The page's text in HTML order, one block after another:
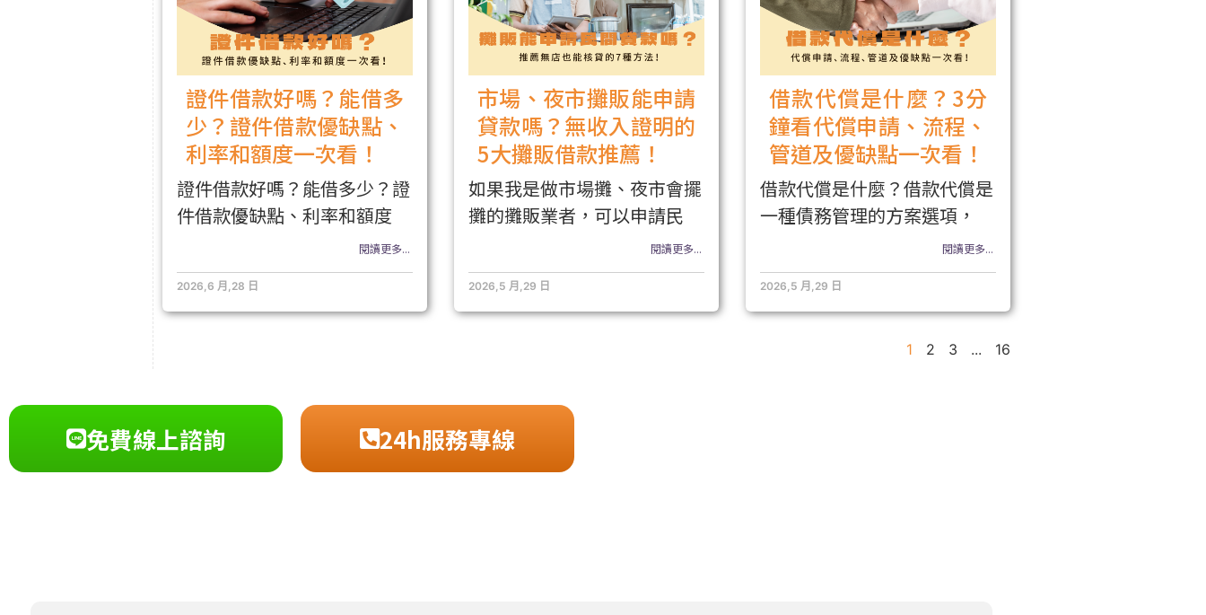
證件借款好嗎？能借多
少？證件借款優缺點、
利率和額度一次看！
證件借款好嗎？能借多少？證
件借款優缺點、利率和額度
閱讀更多...
2026,6 月,28 日
市場、夜市攤販能申請
貸款嗎？無收入證明的
5大攤販借款推薦！
如果我是做市場攤、夜市會擺
攤的攤販業者，可以申請民
閱讀更多...
2026,5 月,29 日
借款代償是什麼？3分
鐘看代償申請、流程、
管道及優缺點一次看！
借款代償是什麼？借款代償是
一種債務管理的方案選項，
閱讀更多...
2026,5 月,29 日
1 2 3 ... 16
免費線上諮詢 24h服務專線